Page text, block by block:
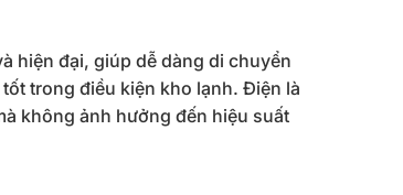
hiện đại, giúp dễ dàng di chuyển
trong điều kiện kho lạnh. Điện là
không ảnh hưởng đến hiệu suất